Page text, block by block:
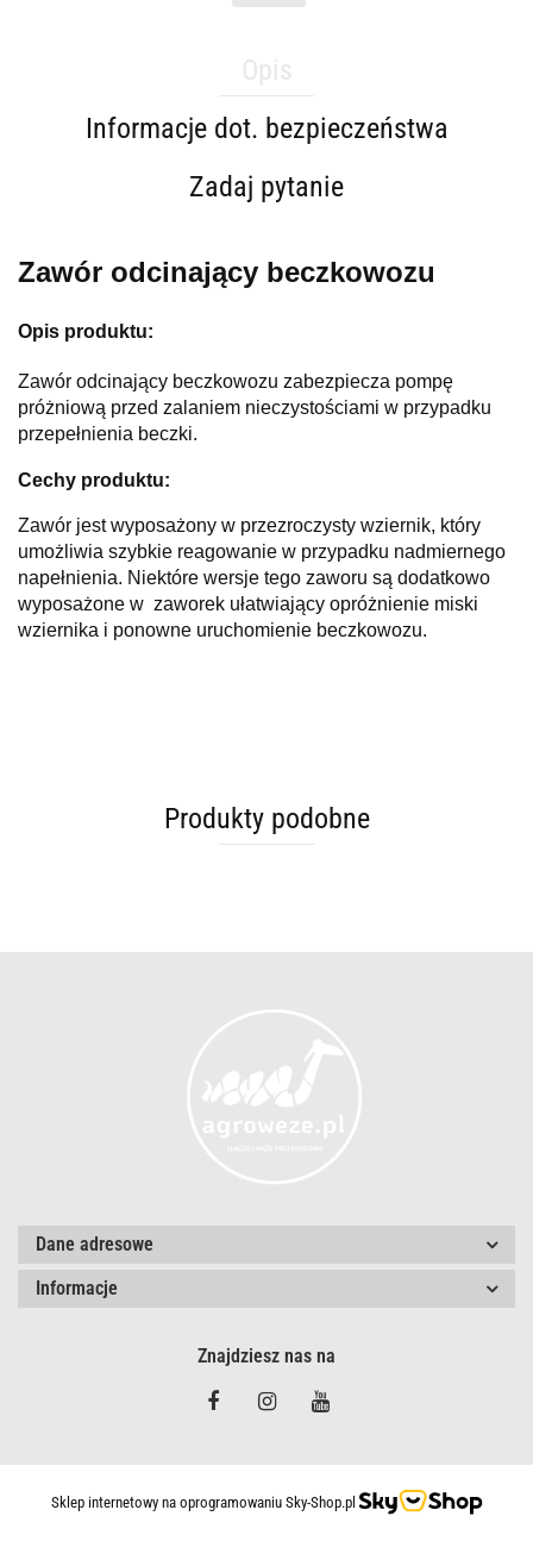
Informacje dot. bezpieczeństwa
Zadaj pytanie
Zawór odcinający beczkowozu
Opis produktu:
Zawór odcinający beczkowozu zabezpiecza pompę
próżniową przed zalaniem nieczystościami w przypadku
przepełnienia beczki.
Cechy produktu:
Zawór jest wyposażony w przezroczysty wziernik, który
umożliwia szybkie reagowanie w przypadku nadmiernego
napełnienia. Niektóre wersje tego zaworu są dodatkowo
wyposażone w zaworek ułatwiający opróżnienie miski
wziernika i ponowne uruchomienie beczkowozu.
Produkty podobne
Dane adresowe
Informacje
Znajdziesz nas na
Sklep internetowy na oprogramowaniu Sky-Shop.pl